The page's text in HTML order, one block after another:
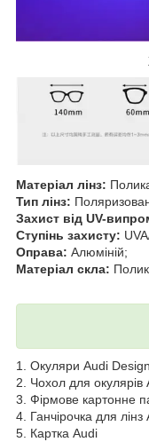
Матеріал лінз:
Тип лінз:
Захист від UV-
Ступінь захисту:
Оправа: Алюміній;
Матеріал скла:
1. Окуляри Audi Design
2. Чохол для окулярів
3. Фірмове картонне
4. Ганчірочка для лінз
5. Картка Audi